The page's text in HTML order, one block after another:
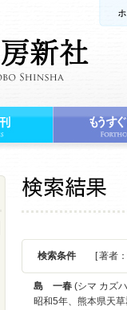
検索条件 [ 著者：
島 一春 (シマ カズ
昭和5年、熊本県天